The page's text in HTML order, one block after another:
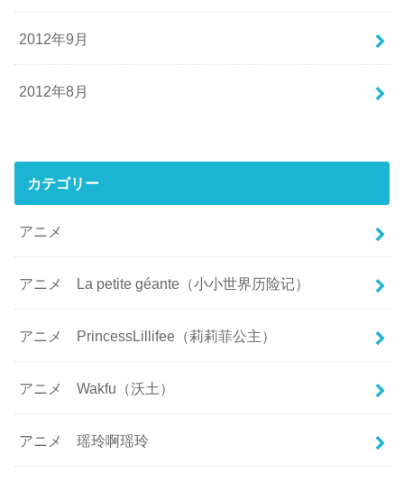
2012年9月
2012年8月
カテゴリー
アニメ
アニメ La petite géante（小小世界历险记）
アニメ PrincessLillifee（莉莉菲公主）
アニメ Wakfu（沃土）
アニメ 瑶玲啊瑶玲